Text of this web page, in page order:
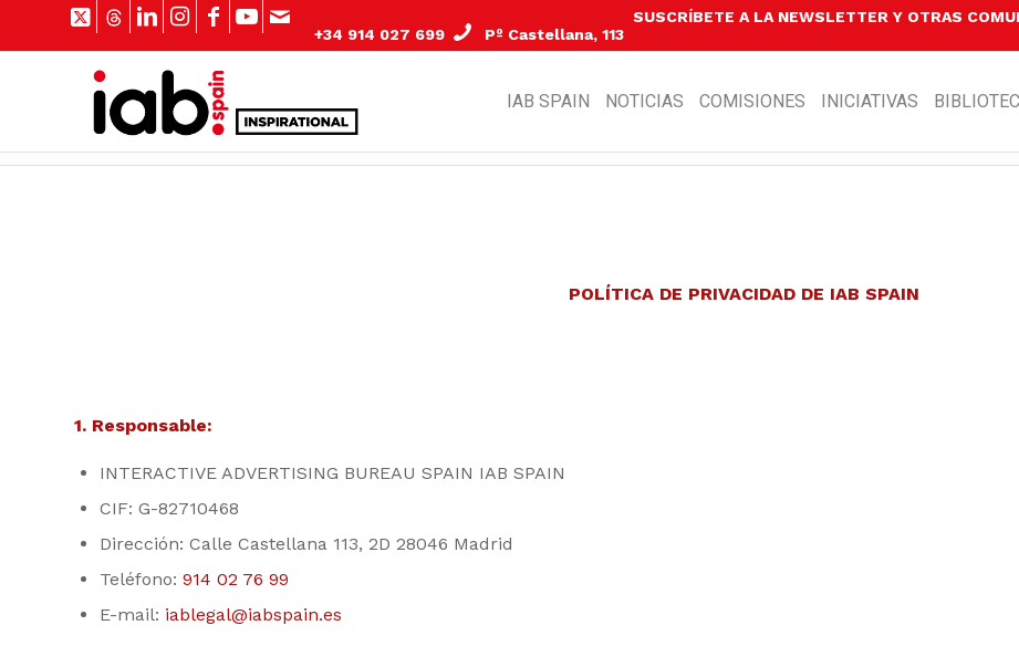
SUSCRÍBETE A LA NEWSLETTER Y OTRAS
+34 914 027 699
Pº Castellana, 113
IAB SPAIN NOTICIAS COMISIONES INICIATIVAS
POLÍTICA DE PRIVACIDAD DE IAB SPAIN
1. Responsable:
INTERACTIVE ADVERTISING BUREAU SPAIN IAB SPAIN
CIF: G-82710468
Dirección: Calle Castellana 113, 2D 28046 Madrid
Teléfono: 914 02 76 99
E-mail: iablegal@iabspain.es